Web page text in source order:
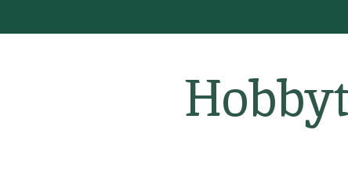
direct